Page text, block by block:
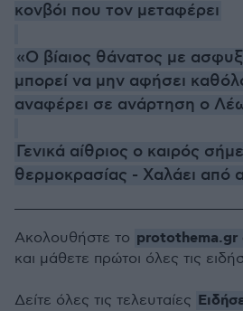
κονβόι που τον μεταφέρει
«Ο βίαιος θάνατος με
μπορεί να μην αφήσει
αναφέρει σε ανάρτηση ο
Γενικά αίθριος ο καιρός
θερμοκρασίας - Χαλάει από
Ακολουθήστε το protothema.gr
και μάθετε πρώτοι όλες τις
Δείτε όλες τις τελευταίες